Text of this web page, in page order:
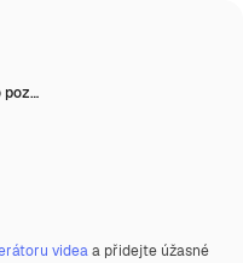
poz…
videaa přidejte úžasné